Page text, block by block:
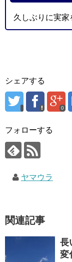
久しぶりに実家
シェアする
0
フォローする
ヤマウラ
関連記事
長
変